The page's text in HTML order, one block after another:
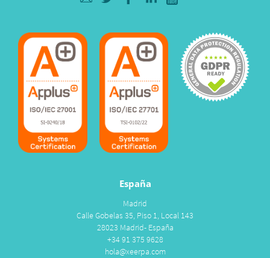
España
Madrid
Calle Gobelas 35, Piso 1, Local 143
28023 Madrid- España
+34 91 375 9628
hola@xeerpa.com